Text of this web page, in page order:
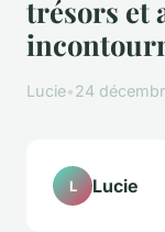
trésors et
Lucie•24
L Lucie